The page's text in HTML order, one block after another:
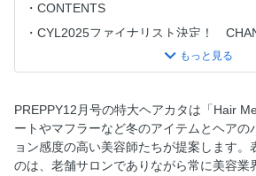
CONTENTS
CYL2025ファイナリスト決定！
SPECIAL Tradition and Innovation
輝く人の、髪ものがたり。柚香 光
FEATURE Hair Meets Winter Look!
ランス
PREPPY12月号の特大ヘアカタは「Hair
ートやマフラーなど冬のアイテムとヘアの
ョン感度の高い美容師たちが提案します。
のは、老舗サロンでありながら常に美容業